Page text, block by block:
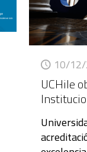
10/
UCHile